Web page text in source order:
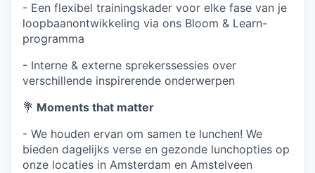
- Een flexibel trainingskader voor elke fase van je
loopbaanontwikkeling via ons Bloom & Learn-
programma
- Interne & externe sprekerssessies over
verschillende inspirerende onderwerpen
💐 Moments that matter
- We houden ervan om samen te lunchen! We
bieden dagelijks verse en gezonde lunchopties op
onze locaties in Amsterdam en Amstelveen